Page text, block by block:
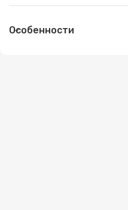
Особенности